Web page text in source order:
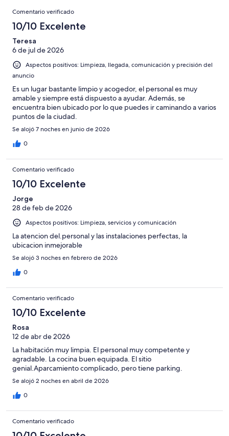
puntuación
Normal
una
puntuación
Mediocre
362
una
puntuación
de
Comentarios
Comentario verificado
10/10 Excelente
Teresa
6 de jul de 2026
Aspectos positivos: Limpieza, llegada, comunicación y precisión del
anuncio
Es un lugar bastante limpio y acogedor, el personal es muy
amable y siempre está dispuesto a ayudar. Además, se
encuentra bien ubicado por lo que puedes ir caminando a varios
puntos de la ciudad.
Se alojó 7 noches en junio de 2026
0
Comentario verificado
10/10 Excelente
Jorge
28 de feb de 2026
Aspectos positivos: Limpieza, servicios y comunicación
La atencion del.personal y las instalaciones perfectas, la
ubicacion inmejorable
Se alojó 3 noches en febrero de 2026
0
Comentario verificado
10/10 Excelente
Rosa
12 de abr de 2026
La habitación muy limpia. El personal muy competente y
agradable. La cocina buen equipada. El sitio
genial.Aparcamiento complicado, pero tiene parking.
Se alojó 2 noches en abril de 2026
0
Comentario verificado